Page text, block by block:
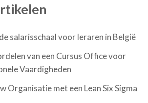
salarisschaal voor leraren in België
van een Cursus Office voor
Vaardigheden
Organisatie met een Lean Six Sigma